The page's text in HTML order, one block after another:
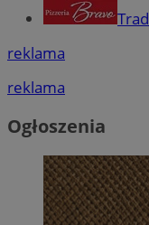
reklama
reklama
Ogłoszenia